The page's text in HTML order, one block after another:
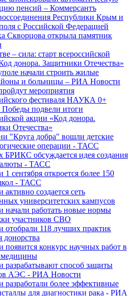
пенсий – Коммерсантъ
Республики Крым и
с Российской Федерацией
Скворцова открыла памятник
– сила: старт всероссийской
донора. Защитники Отечества»
начали строить жилые
и больницы – РИА Новости
мероприятия
фестиваля НАУКА 0+
подвели итоги
акции «Код донора.
Отечества»
"Круга добра" вошли детские
операции - ТАСС
БРИКС обсуждается идея создания
- ТАСС
1 сентября откроется более 150
- ТАСС
активно создается сеть
университетских кампусов
начали работать новые нормы
участников СВО
отобрали 118 лучших практик
донорства
появится конкурс научных работ в
медицины
разрабатывают способ защиты
АЭС - РИА Новости
разработали более эффективные
для диагностики рака - РИА